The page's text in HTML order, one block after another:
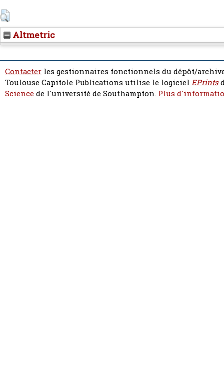
Altmetric
Contacter les gestionnaires fonctionnels du dépôt/
Toulouse Capitole Publications utilise le logiciel EPrints
Sciencede l'université de Southampton. Plus